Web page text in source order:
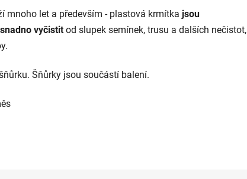
mnoho let a především - plastová krmítka jsou
vyčistit od slupek semínek, trusu a dalších nečistot,
Šňůrky jsou součástí balení.